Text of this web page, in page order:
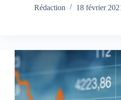
Rédaction
18 février